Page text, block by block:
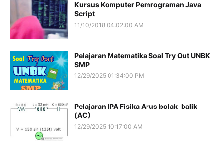
Kursus Komputer Pemrograman Java
Script
11/10/2018 04:02:00 AM
Pelajaran Matematika Soal Try Out UNBK
SMP
12/29/2025 01:34:00 PM
Pelajaran IPA Fisika Arus bolak-balik
(AC)
12/29/2025 10:17:00 AM